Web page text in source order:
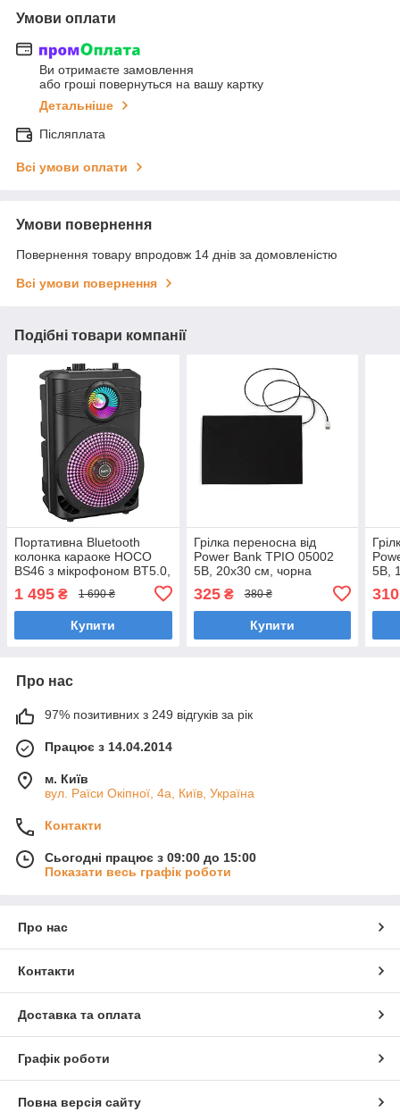
Умови оплати
Ви отримаєте замовлення
або гроші повернуться на вашу картку
Детальніше
Післяплата
Всі умови оплати
Умови повернення
Повернення товару впродовж 14 днів за домовленістю
Всі умови повернення
Подібні товари компанії
Портативна Bluetooth
колонка караоке HOCO
BS46 з мікрофоном BT5.0,
1 495 ₴ 1 690 ₴
Купити
Грілка переносна від
Power Bank ТРІО 05002
5В, 20х30 см, чорна
325₴ 380 ₴
Купити
5В,
310
Про нас
97% позитивних з 249 відгуків за рік
Працює з 14.04.2014
м. Київ
вул. Раїси Окіпної, 4а, Київ, Україна
Контакти
Сьогодні працює з 09:00 до 15:00
Показати весь графік роботи
Про нас
Контакти
Доставка та оплата
Графік роботи
Повна версія сайту